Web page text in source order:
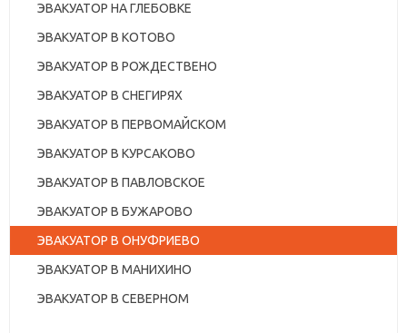
ЭВАКУАТОР НА ГЛЕБОВКЕ
ЭВАКУАТОР В КОТОВО
ЭВАКУАТОР В РОЖДЕСТВЕНО
ЭВАКУАТОР В СНЕГИРЯХ
ЭВАКУАТОР В ПЕРВОМАЙСКОМ
ЭВАКУАТОР В КУРСАКОВО
ЭВАКУАТОР В ПАВЛОВСКОЕ
ЭВАКУАТОР В БУЖАРОВО
ЭВАКУАТОР В ОНУФРИЕВО
ЭВАКУАТОР В МАНИХИНО
ЭВАКУАТОР В СЕВЕРНОМ